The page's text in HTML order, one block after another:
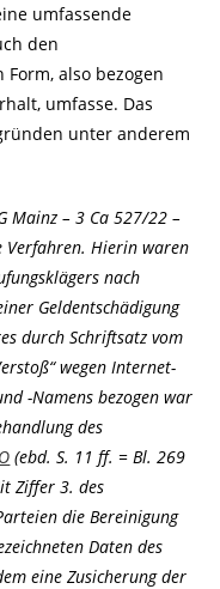
umfassende
den
also bezogen
umfasse. Das
unter anderem
Mainz – 3 Ca 527/22 –
Verfahren. Hierin waren
nach
Geldentschädigung
durch Schriftsatz vom
wegen Internet-
-Namens bezogen war
des
(ebd. S. 11 ff. = Bl. 269
Ziffer 3. des
die Bereinigung
Daten des
eine Zusicherung der